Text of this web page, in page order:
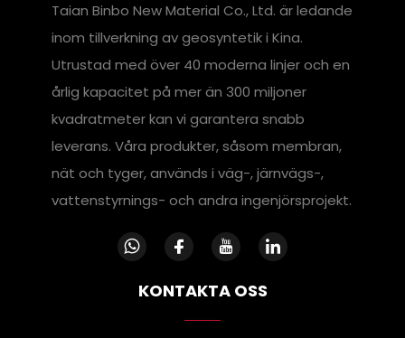
Taian Binbo New Material Co., Ltd. är ledande
inom tillverkning av geosyntetik i Kina.
Utrustad med över 40 moderna linjer och en
årlig kapacitet på mer än 300 miljoner
kvadratmeter kan vi garantera snabb
leverans. Våra produkter, såsom membran,
nät och tyger, används i väg-, järnvägs-,
vattenstyrnings- och andra ingenjörsprojekt.
KONTAKTA OSS